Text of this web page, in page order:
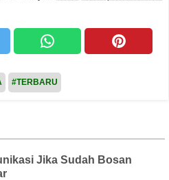
#TERBARU
Jika Sudah Bosan